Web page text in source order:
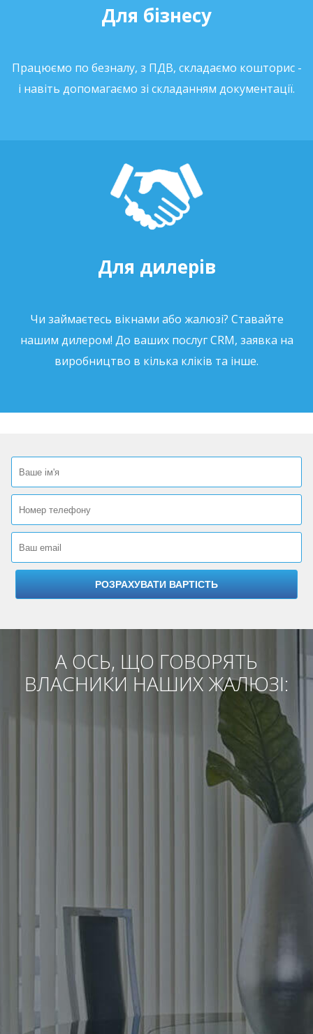
Для бізнесу
Працюємо по безналу, з ПДВ, складаємо кошторис -
і навіть допомагаємо зі складанням документації.
Для дилерів
Чи займаєтесь вікнами або жалюзі? Ставайте
нашим дилером! До ваших послуг CRM, заявка на
виробництво в кілька кліків та інше.
А ОСЬ, ЩО ГОВОРЯТЬ
ВЛАСНИКИ НАШИХ ЖАЛЮЗІ: